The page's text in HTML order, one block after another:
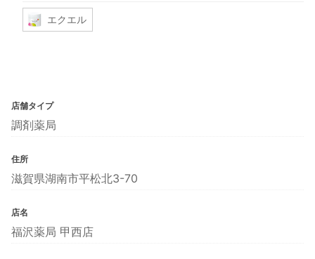
エクエル
店舗タイプ
調剤薬局
住所
滋賀県湖南市平松北3-70
店名
福沢薬局 甲西店